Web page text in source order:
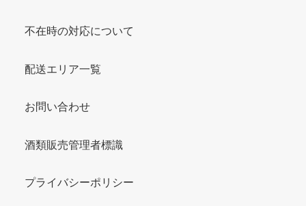
不在時の対応について
配送エリア一覧
お問い合わせ
酒類販売管理者標識
プライバシーポリシー